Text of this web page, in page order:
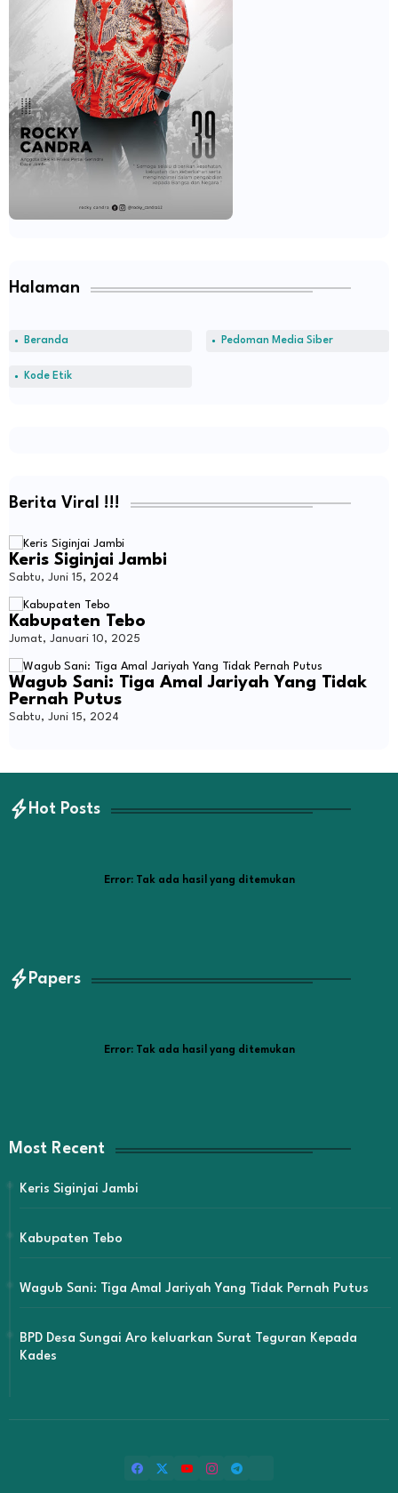
Halaman
Beranda Pedoman Media Siber
Kode Etik
Berita Viral !!!
Keris Siginjai Jambi
Sabtu, Juni 15, 2024
Kabupaten Tebo
Jumat, Januari 10, 2025
Wagub Sani: Tiga Amal Jariyah Yang Tidak
Pernah Putus
Sabtu, Juni 15, 2024
Hot Posts
Error:Tak ada hasil yang ditemukan
Papers
Error:Tak ada hasil yang ditemukan
Most Recent
Keris Siginjai Jambi
Kabupaten Tebo
Wagub Sani: Tiga Amal Jariyah Yang Tidak Pernah Putus
BPD Desa Sungai Aro keluarkan Surat Teguran Kepada
Kades